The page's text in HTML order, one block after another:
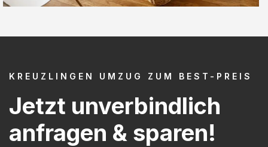
KREUZLINGEN UMZUG ZUM BEST-PREIS
Jetzt unverbindlich
anfragen & sparen!